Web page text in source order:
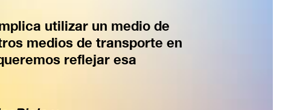
utilizar un medio de
medios de transporte en
reflejar esa